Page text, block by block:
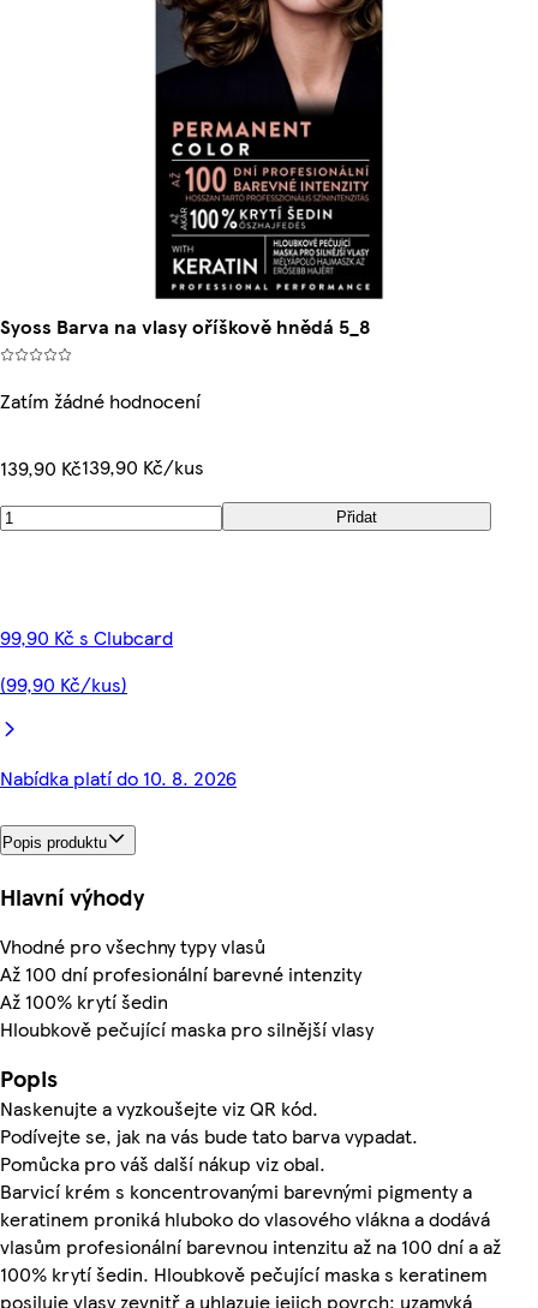
Syoss Barva na vlasy oříškově hnědá 5_8
Zatím žádné hodnocení
139,90 Kč139,90 Kč/kus
Přidat
99,90 Kč s Clubcard
(99,90 Kč/kus)
Nabídka platí do 10. 8. 2026
Popis produktu
Hlavní výhody
Vhodné pro všechny typy vlasů
Až 100 dní profesionální barevné intenzity
Až 100% krytí šedin
Hloubkově pečující maska pro silnější vlasy
Popis
Naskenujte a vyzkoušejte viz QR kód.
Podívejte se, jak na vás bude tato barva vypadat.
Pomůcka pro váš další nákup viz obal.
Barvicí krém s koncentrovanými barevnými pigmenty a
keratinem proniká hluboko do vlasového vlákna a dodává
vlasům profesionální barevnou intenzitu až na 100 dní a až
100% krytí šedin. Hloubkově pečující maska s keratinem
posiluje vlasy zevnitř a uhlazuje jejich povrch: uzamyká